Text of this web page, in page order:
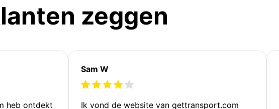
zeggen
heb ontdekt
Sam W
Ik vond de website van gettransport.com